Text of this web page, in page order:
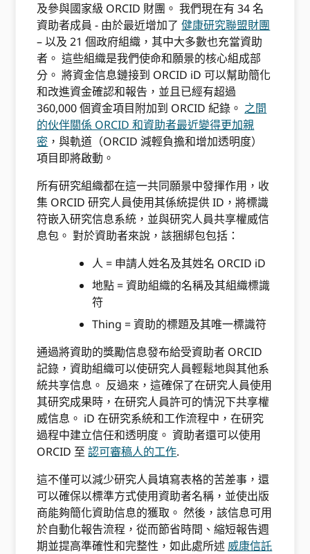
及參與國家級 ORCID 財團。 我們現在有 34 名
資助者成員 - 由於最近增加了健康研究聯盟財團
– 以及 21 個政府組織，其中大多數也充當資助
者。 這些組織是我們使命和願景的核心組成部
分。 將資金信息鏈接到 ORCID iD 可以幫助簡化
和改進資金確認和報告，並且已經有超過
360,000 個資金項目附加到 ORCID 紀錄。 之間
的伙伴關係 ORCID 和資助者最近變得更加親
密 ，與軌道（ORCID 減輕負擔和增加透明度）
項目即將啟動。
所有研究組織都在這一共同願景中發揮作用，收
集 ORCID 研究人員使用其係統提供 ID，將標識
符嵌入研究信息系統，並與研究人員共享權威信
息包。 對於資助者來說，該捆綁包包括：
人 = 申請人姓名及其姓名 ORCID iD
地點 = 資助組織的名稱及其組織標識
符
Thing = 資助的標題及其唯一標識符
通過將資助的獎勵信息發布給受資助者 ORCID
記錄，資助組織可以使研究人員輕鬆地與其他系
統共享信息。 反過來，這確保了在研究人員使用
其研究成果時，在研究人員許可的情況下共享權
威信息。 iD 在研究系統和工作流程中，在研究
過程中建立信任和透明度。 資助者還可以使用
ORCID 至認可審稿人的工作.
這不僅可以減少研究人員填寫表格的苦差事，還
可以確保以標準方式使用資助者名稱，並使出版
商能夠簡化資助信息的獲取。 然後，該信息可用
於自動化報告流程，從而節省時間、縮短報告週
期並提高準確性和完整性，如此處所述 威康信託